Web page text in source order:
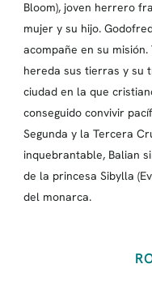
Bloom), joven herrero
mujer y su hijo.
acompañe en su
hereda sus tierras y su
ciudad en la que
conseguido convivir
Segunda y la Tercera
inquebrantable, Balian
de la princesa Sibylla
del monarca.